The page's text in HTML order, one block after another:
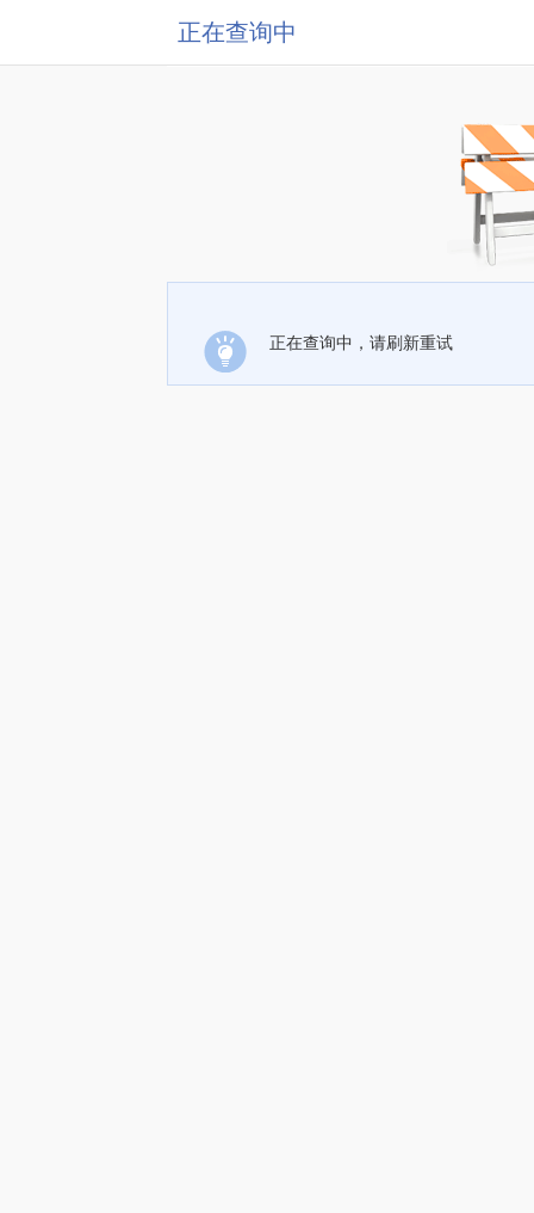
正在查询中
正在查询中，请刷新重试